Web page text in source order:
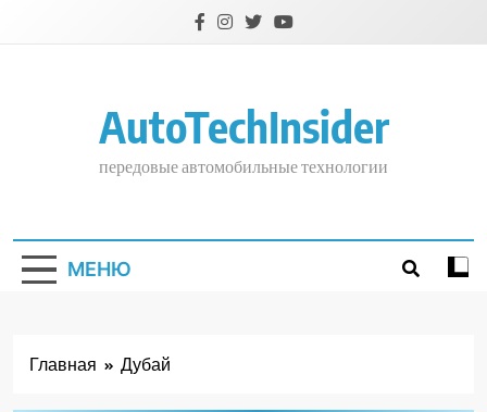
AutoTechInsider
передовые автомобильные технологии
МЕНЮ
Главная Дубай